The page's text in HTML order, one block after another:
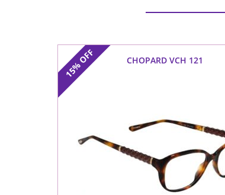
15%
OFF CHOPARD VCH 121